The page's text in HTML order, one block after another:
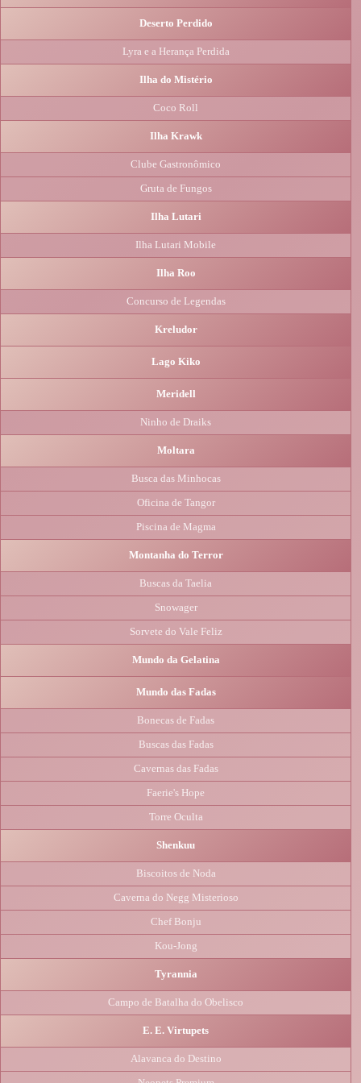
Deserto Perdido
Lyra e a Herança Perdida
Ilha do Mistério
Coco Roll
Ilha Krawk
Clube Gastronômico
Gruta de Fungos
Ilha Lutari
Ilha Lutari Mobile
Ilha Roo
Concurso de Legendas
Kreludor
Lago Kiko
Meridell
Ninho de Draiks
Moltara
Busca das Minhocas
Oficina de Tangor
Piscina de Magma
Montanha do Terror
Buscas da Taelia
Snowager
Sorvete do Vale Feliz
Mundo da Gelatina
Mundo das Fadas
Bonecas de Fadas
Buscas das Fadas
Cavernas das Fadas
Faerie's Hope
Torre Oculta
Shenkuu
Biscoitos de Noda
Caverna do Negg Misterioso
Chef Bonju
Kou-Jong
Tyrannia
Campo de Batalha do Obelisco
E. E. Virtupets
Alavanca do Destino